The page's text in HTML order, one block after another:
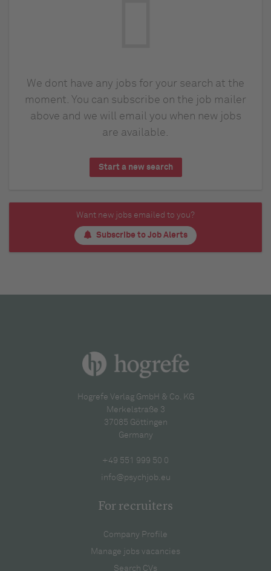
We dont have any jobs for your search at the
moment. You can subscribe on the job mailer
above and we will email you when new jobs
are available.
Start a new search
Want new jobs emailed to you?
Subscribe to Job Alerts
Hogrefe Verlag GmbH & Co. KG
Merkelstraße 3
37085 Göttingen
Germany
+49 551 999 50 0
info@psychjob.eu
For recruiters
Company Profile
Manage jobs vacancies
Search CVs